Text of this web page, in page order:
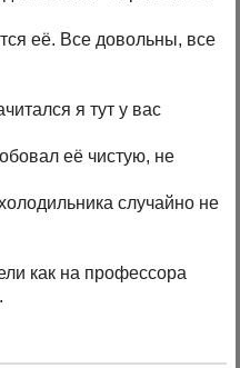
её. Все довольны, все
я тут у вас
её чистую, не
случайно не
как на профессора